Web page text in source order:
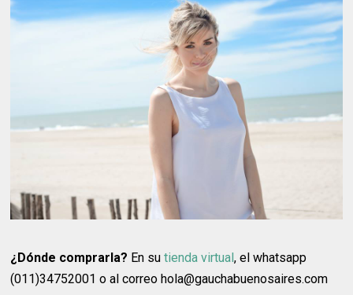
¿Dónde comprarla? En sutienda virtual, el whatsapp
(011)34752001 o al correo hola@gauchabuenosaires.com